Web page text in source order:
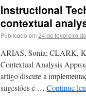
Instructional
contextual
Publicado em 24 de fevereiro
ARIAS, Sonia; CLARK,
Contextual Analysis
artigo discute a
sugestões é … Continue